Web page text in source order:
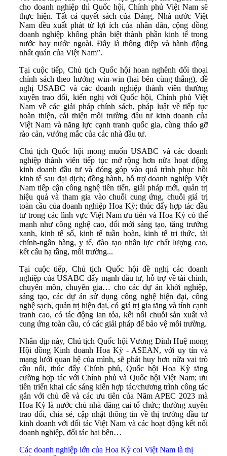
cho doanh nghiệp thì Quốc hội, Chính phủ Việt Nam sẽ
thực hiện. Tất cả quyết sách của Đảng, Nhà nước Việt
Nam đều xuất phát từ lợi ích của nhân dân, cộng đồng
doanh nghiệp không phân biệt thành phần kinh tế trong
nước hay nước ngoài. Đây là thông điệp và hành động
nhất quán của Việt Nam”.
Tại cuộc tiếp, Chủ tịch Quốc hội hoan nghênh đối thoại
chính sách theo hướng win-win (hai bên cùng thắng), đề
nghị USABC và các doanh nghiệp thành viên thường
xuyên trao đổi, kiến nghị với Quốc hội, Chính phủ Việt
Nam về các giải pháp chính sách, pháp luật về tiếp tục
hoàn thiện, cải thiện môi trường đầu tư kinh doanh của
Việt Nam và năng lực cạnh tranh quốc gia, cùng tháo gỡ
rào cản, vướng mắc của các nhà đầu tư.
Chủ tịch Quốc hội mong muốn USABC và các doanh
nghiệp thành viên tiếp tục mở rộng hơn nữa hoạt động
kinh doanh đầu tư và đóng góp vào quá trình phục hồi
kinh tế sau đại dịch; đồng hành, hỗ trợ doanh nghiệp Việt
Nam tiếp cận công nghệ tiên tiến, giải pháp mới, quản trị
hiệu quả và tham gia vào chuỗi cung ứng, chuỗi giá trị
toàn cầu của doanh nghiệp Hoa Kỳ; thúc đẩy hợp tác đầu
tư trong các lĩnh vực Việt Nam ưu tiên và Hoa Kỳ có thế
mạnh như công nghệ cao, đổi mới sáng tạo, tăng trưởng
xanh, kinh tế số, kinh tế tuần hoàn, kinh tế tri thức, tài
chính-ngân hàng, y tế, đào tạo nhân lực chất lượng cao,
kết cấu hạ tầng, môi trường...
Tại cuộc tiếp, Chủ tịch Quốc hội đề nghị các doanh
nghiệp của USABC đẩy mạnh đầu tư, hỗ trợ về tài chính,
chuyên môn, chuyên gia… cho các dự án khởi nghiệp,
sáng tạo, các dự án sử dụng công nghệ hiện đại, công
nghệ sạch, quản trị hiện đại, có giá trị gia tăng và tính cạnh
tranh cao, có tác động lan tỏa, kết nối chuỗi sản xuất và
cung ứng toàn cầu, có các giải pháp để bảo vệ môi trường.
Nhân dịp này, Chủ tịch Quốc hội Vương Đình Huệ mong
Hội đồng Kinh doanh Hoa Kỳ - ASEAN, với uy tín và
mạng lưới quan hệ của mình, sẽ phát huy hơn nữa vai trò
cầu nối, thúc đẩy Chính phủ, Quốc hội Hoa Kỳ tăng
cường hợp tác với Chính phủ và Quốc hội Việt Nam; ưu
tiên triển khai các sáng kiến hợp tác/chương trình công tác
gắn với chủ đề và các ưu tiên của Năm APEC 2023 mà
Hoa Kỳ là nước chủ nhà đăng cai tổ chức; thường xuyên
trao đổi, chia sẻ, cập nhật thông tin về thị trường đầu tư
kinh doanh với đối tác Việt Nam và các hoạt động kết nối
doanh nghiệp, đối tác hai bên…
Các doanh nghiệp lớn của Hoa Kỳ coi Việt Nam là thị